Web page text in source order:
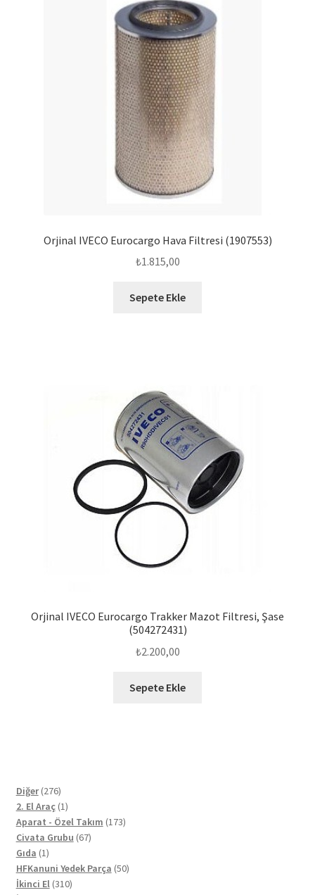
Orjinal IVECO Eurocargo Hava Filtresi (1907553)
₺1.815,00
Sepete Ekle
Orjinal IVECO Eurocargo Trakker Mazot Filtresi, Şase
(504272431)
₺2.200,00
Sepete Ekle
Diğer 276276
ürün
2. El Araç 11
ürün
Aparat - Özel Takım 173173
Civata Grubu 6767
Gıda 11
ürün
HFKanuni Yedek Parça 5050
İkinci El 310310